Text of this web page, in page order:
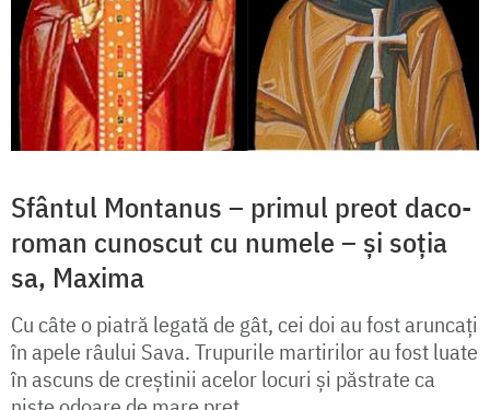
Sfântul Montanus – primul preot daco-
roman cunoscut cu numele – și soția
sa, Maxima
Cu câte o piatră legată de gât, cei doi au fost aruncați
în apele râului Sava. Trupurile martirilor au fost luate
în ascuns de creștinii acelor locuri și păstrate ca